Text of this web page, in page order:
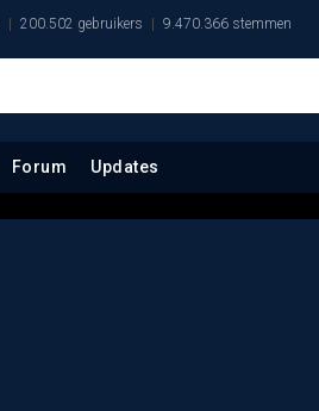
200.502 gebruikers 9.470.366 stemmen
Forum Updates